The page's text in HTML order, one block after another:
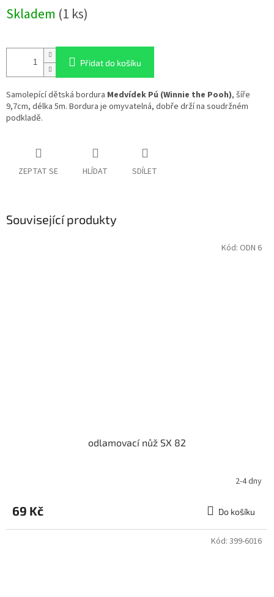
cena:
Skladem (1 ks)
Přidat do košíku
Samolepící dětská bordura Medvídek Pú (Winnie the Pooh), šíře
9,7cm, délka 5m. Bordura je omyvatelná, dobře drží na soudržném
podkladě.
ZEPTAT SE HLÍDAT SDÍLET
Související produkty
odlamovací nůž SX 82
2-4 dny
69 Kč Do košíku
Kód: ODN 6
Kód: 399-6016